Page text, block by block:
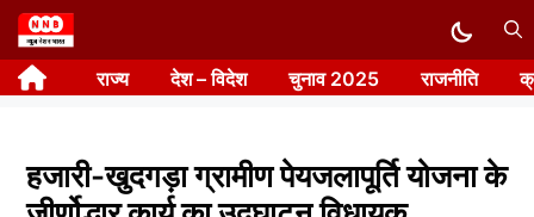
Skip
to
content राज्य देश – विदेश चुनाव 2025 राजनीति
हजारी-खुदगड़ा ग्रामीण पेयजलापूर्ति योजना के